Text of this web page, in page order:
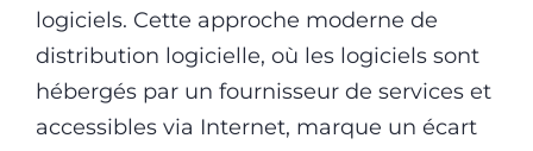
logiciels. Cette approche moderne de
distribution logicielle, où les logiciels sont
hébergés par un fournisseur de services et
accessibles via Internet, marque un écart